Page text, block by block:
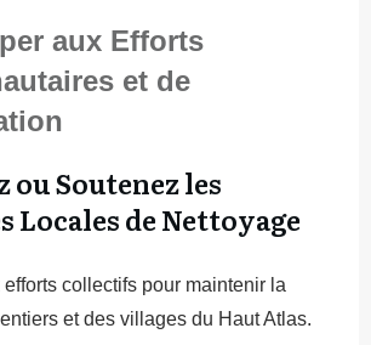
aux Efforts
et de
ou Soutenez les
Locales de Nettoyage
collectifs pour maintenir la
et des villages du Haut Atlas.